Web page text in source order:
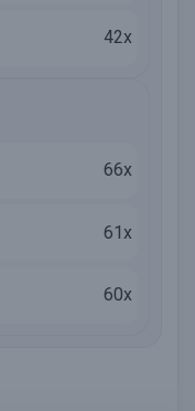
42x
66x
61x
60x